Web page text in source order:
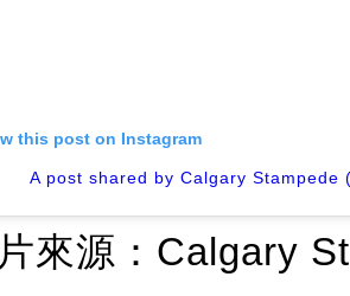
this post on Instagram
A post shared by Calgary Stampede
來源：Calgary